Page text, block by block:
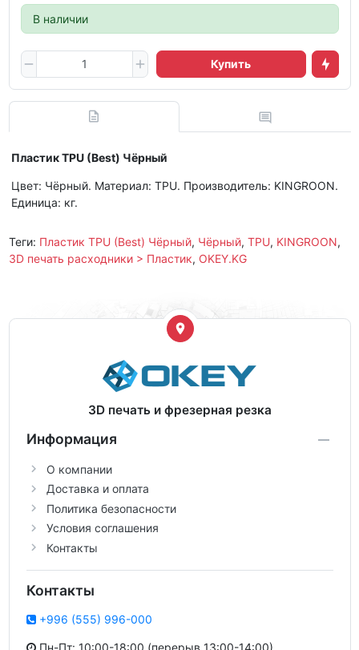
В наличии
Купить
Пластик TPU (Best) Чёрный
Цвет: Чёрный. Материал: TPU. Производитель: KINGROON.
Единица: кг.
Теги: Пластик TPU (Best) Чёрный, Чёрный, TPU, KINGROON,
3D печать расходники > Пластик, OKEY.KG
3D печать и фрезерная резка
Информация
О компании
Доставка и оплата
Политика безопасности
Условия соглашения
Контакты
Контакты
+996 (555) 996-000